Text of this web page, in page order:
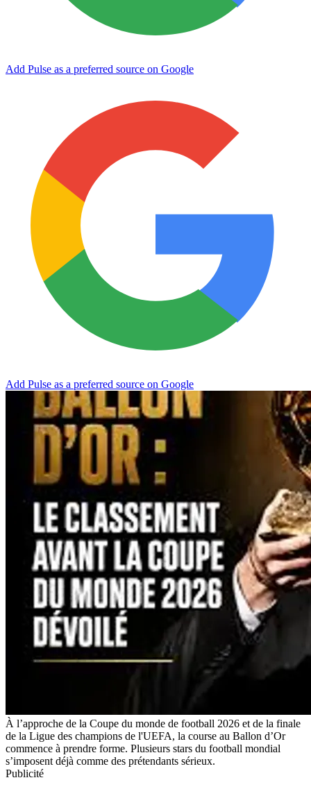
Add Pulse as a preferred source on Google
Add Pulse as a preferred source on Google
À l’approche de la Coupe du monde de football 2026 et de la finale
de la Ligue des champions de l'UEFA, la course au Ballon d’Or
commence à prendre forme. Plusieurs stars du football mondial
s’imposent déjà comme des prétendants sérieux.
Publicité